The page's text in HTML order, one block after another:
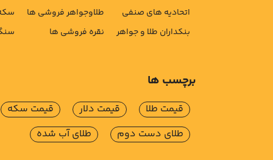
اتحادیه های صنفی
بنکداران طلا و جواهر
طلاوجواهر فروشی ها
نقره فروشی ها
برچسب ها
قیمت طلا قیمت دلار
قیمت سکه
طلای دست دوم
طلای آب شده